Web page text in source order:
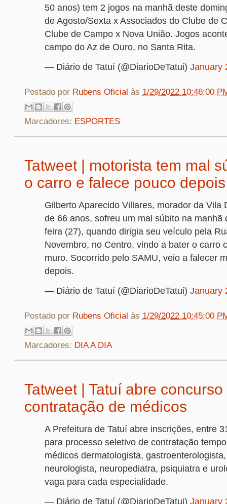
50 anos) tem 2 jogos na manhã deste
de Agosto/Sexta x Associados do Clube de
Clube de Campo x Nova União. Jogos
campo do Az de Ouro, no Santa Rita.
— Diário de Tatuí (@DiarioDeTatui) January
Postado por Rubens Oficial às 1/29/2022 10:46:00
Marcadores: ESPORTES
Tatweet | motorista tem mal
o carro e falece pouco depois
Gilberto Aparecido Villares, morador da Vila
de 66 anos, sofreu um mal súbito na manhã
feira (27), quando dirigia seu veículo pela
Novembro, no Centro, vindo a bater o carro
muro. Socorrido pelo SAMU, veio a falecer
depois.
— Diário de Tatuí (@DiarioDeTatui) January
Postado por Rubens Oficial às 1/29/2022 10:45:00
Marcadores: DIA A DIA
Tatweet | Tatuí abre
contratação de médicos
A Prefeitura de Tatuí abre inscrições, entre
para processo seletivo de contratação
médicos dermatologista, gastroenterologista,
neurologista, neuropediatra, psiquiatra e
vaga para cada especialidade.
— Diário de Tatuí (@DiarioDeTatui) January